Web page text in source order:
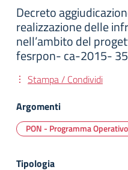
Decreto
realizzazione delle
nell’ambito del
fesrpon- ca-2015-
Stampa / Condividi
Argomenti
PON - Programma
Tipologia